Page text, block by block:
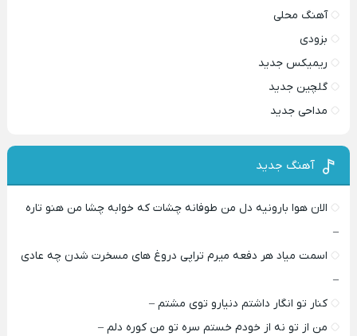
آهنگ محلی
بزودی
ریمیکس جدید
گلچین جدید
مداحی جدید
آهنگ جدید
الان هوا بارونیه دل من طوفانه چشات که خوابه چشا من هنو تاره
–
اسمت میاد هر دفعه میرم تراپی دروغ‌ های مسخرت شدن چه عادی
–
کنار تو انگار داشتم دنیارو توی مشتم –
من از تو نه از خودم خستم سره تو من کوره دلم –